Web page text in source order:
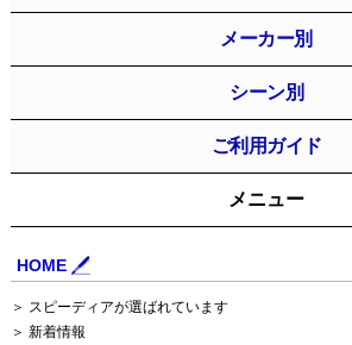
HOME
＞ スピーディアが選ばれています
＞ 新着情報
メニュー
メーカー別
シーン別
ご利用ガイド